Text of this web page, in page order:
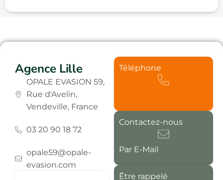
Agence Lille
OPALE EVASION 59,
Rue d'Avelin,
Vendeville, France
03 20 90 18 72
opale59@opale-
evasion.com
Téléphone
Contactez-nous
Par E-Mail
Être rappelé